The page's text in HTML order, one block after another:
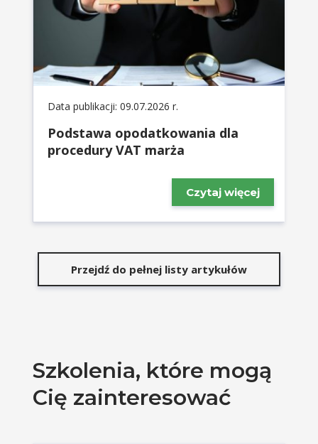
Data publikacji: 09.07.2026 r.
Podstawa opodatkowania dla
procedury VAT marża
Czytaj więcej
Przejdź do pełnej listy artykułów
Szkolenia, które mogą
Cię zainteresować